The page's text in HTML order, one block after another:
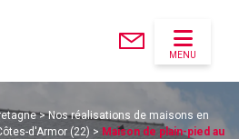
MENU
>Nos réalisations de maisons en
d'Armor (22) > Maison de plain-pied au